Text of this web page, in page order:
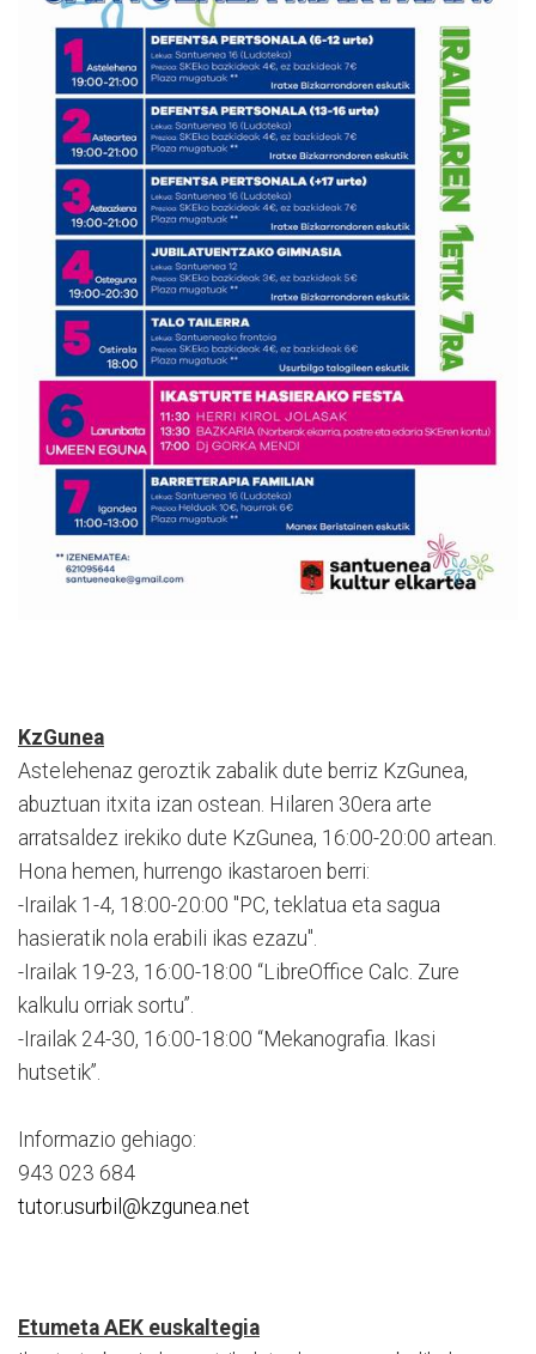
KzGunea
Astelehenaz geroztik zabalik dute berriz KzGunea,
abuztuan itxita izan ostean. Hilaren 30era arte
arratsaldez irekiko dute KzGunea, 16:00-20:00 artean.
Hona hemen, hurrengo ikastaroen berri:
-Irailak 1-4, 18:00-20:00 "PC, teklatua eta sagua
hasieratik nola erabili ikas ezazu".
-Irailak 19-23, 16:00-18:00 “LibreOffice Calc. Zure
kalkulu orriak sortu”.
-Irailak 24-30, 16:00-18:00 “Mekanografia. Ikasi
hutsetik”.
Informazio gehiago:
943 023 684
tutor.usurbil@kzgunea.net
Etumeta AEK euskaltegia